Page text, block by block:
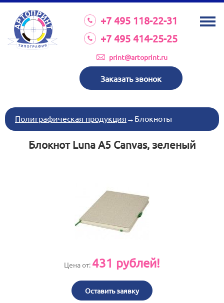
+7 495 118-22-31
+7 495 414-25-25
print@artoprint.ru
Заказать звонок
О КОМПАНИИ
УСЛУГИ
КАТАЛОГ
ТРЕБОВАНИЯ К МАКЕТАМ
НОВОСТИ
ИНВЕСТИЦИИ
КОНТАКТЫ
пн-пт 8:30 17:00
print@artoprint.ru
Полиграфическая продукция → Блокноты
Блокнот Luna A5 Canvas, зеленый
Цена от: 431 рублей!
Оставить заявку